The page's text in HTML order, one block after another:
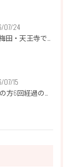
07/24
✨大阪梅田・天王寺でエステティシャン募集✨
07/15
メンズの方6回経過のお写真になります📷✨